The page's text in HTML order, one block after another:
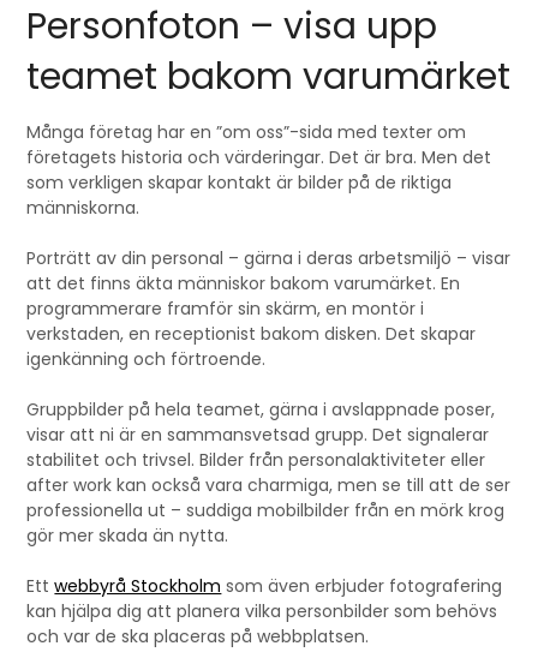
Personfoton – visa upp
teamet bakom varumärket
Många företag har en ”om oss”-sida med texter om
företagets historia och värderingar. Det är bra. Men det
som verkligen skapar kontakt är bilder på de riktiga
människorna.
Porträtt av din personal – gärna i deras arbetsmiljö – visar
att det finns äkta människor bakom varumärket. En
programmerare framför sin skärm, en montör i
verkstaden, en receptionist bakom disken. Det skapar
igenkänning och förtroende.
Gruppbilder på hela teamet, gärna i avslappnade poser,
visar att ni är en sammansvetsad grupp. Det signalerar
stabilitet och trivsel. Bilder från personalaktiviteter eller
after work kan också vara charmiga, men se till att de ser
professionella ut – suddiga mobilbilder från en mörk krog
gör mer skada än nytta.
Ettwebbyrå Stockholm som även erbjuder fotografering
kan hjälpa dig att planera vilka personbilder som behövs
och var de ska placeras på webbplatsen.